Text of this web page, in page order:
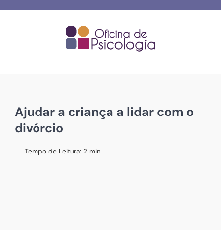
Ajudar a criança a lidar com o
divórcio
Tempo de Leitura: 2 min